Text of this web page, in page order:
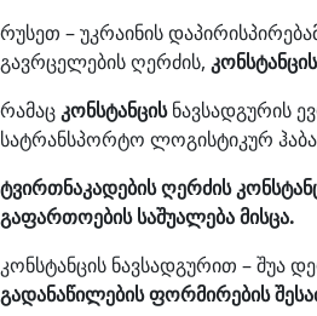
რუსეთ – უკრაინის
გავრცელების ღერძის, კონსტანცის
რამაცკონსტანცისნავსადგურის
სატრანსპორტო ლოგისტიკურ
ტვირთნაკადებისღერძის
გაფართოების საშუალებამისცა.
კონსტანცის ნავსადგურით – შუა
გადანაწილებისფორმირების